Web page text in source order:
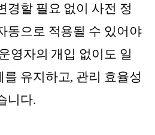
경할 필요 없이 사전 정
동으로 적용될 수 있어야
영자의 개입 없이도 일
유지하고, 관리 효율성
니다.